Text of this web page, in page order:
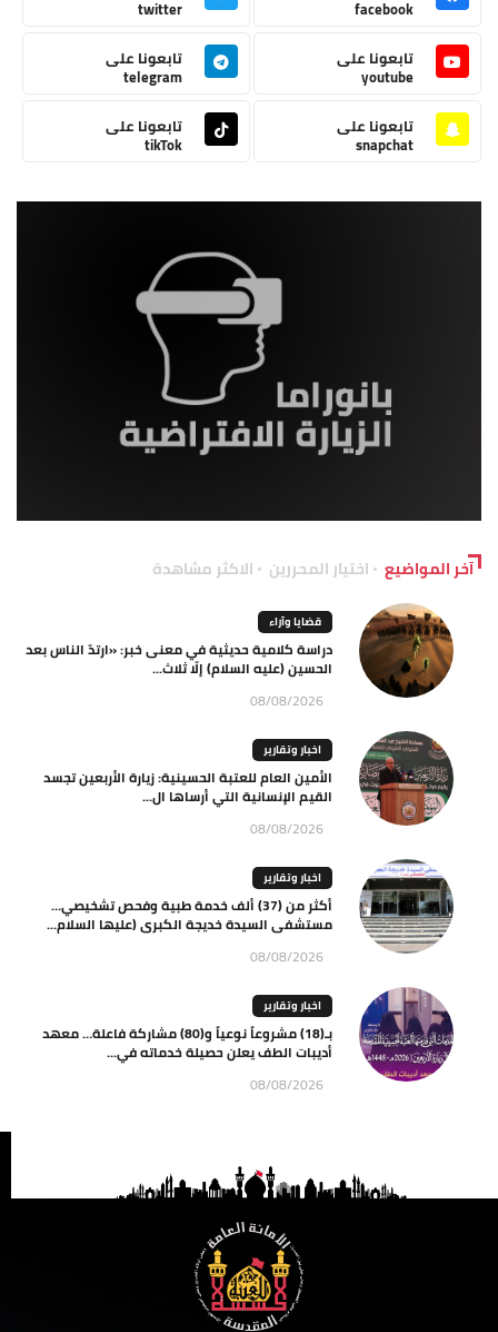
facebook
twitter
تابعونا على
youtube
تابعونا على
telegram
تابعونا على
snapchat
تابعونا على
tikTok
آخر المواضيع اختيار المحررين الاكثر مشاهدة
قضايا وآراء
دراسة كلامية حديثية في معنى خبر: «ارتدّ الناس بعد
الحسين (عليه السلام) إلّا ثلاث...
08/08/2026
اخبار وتقارير
الأمين العام للعتبة الحسينية: زيارة الأربعين تجسد
القيم الإنسانية التي أرساها ال...
08/08/2026
اخبار وتقارير
أكثر من (37) ألف خدمة طبية وفحص تشخيصي…
مستشفى السيدة خديجة الكبرى (عليها السلام...
08/08/2026
اخبار وتقارير
بـ(18) مشروعاً نوعياً و(80) مشاركة فاعلة… معهد
أديبات الطف يعلن حصيلة خدماته في...
08/08/2026